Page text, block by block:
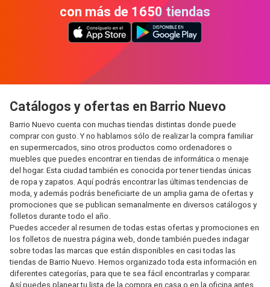
con más de 1650 tiendas
Catálogos y ofertas en Barrio Nuevo
Barrio Nuevo cuenta con muchas tiendas distintas donde puede
comprar con gusto. Y no hablamos sólo de realizar la compra familiar
en supermercados, sino otros productos como ordenadores o
muebles que puedes encontrar en tiendas de informática o menaje
del hogar. Esta ciudad también es conocida por tener tiendas únicas
de ropa y zapatos. Aquí podrás encontrar las últimas tendencias de
moda, y además podrás beneficiarte de un amplia gama de ofertas y
promociones que se publican semanalmente en diversos catálogos y
folletos durante todo el año.
Puedes acceder al resumen de todas estas ofertas y promociones en
los folletos de nuestra página web, donde también puedes indagar
sobre todas las marcas que están disponibles en casi todas las
tiendas de Barrio Nuevo. Hemos organizado toda esta información en
diferentes categorías, para que te sea fácil encontrarlas y comparar.
Así puedes planear tu lista de la compra en casa o en la oficina antes